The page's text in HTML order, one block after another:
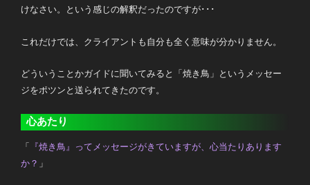
けなさい。という感じの解釈だったのですが･･･
これだけでは、クライアントも自分も全く意味が分かりません。
どういうことかガイドに聞いてみると「焼き鳥」というメッセー
ジをポツンと送られてきたのです。
心あたり
「
『焼き鳥』ってメッセージがきていますが、心当たりあります
か？ 」